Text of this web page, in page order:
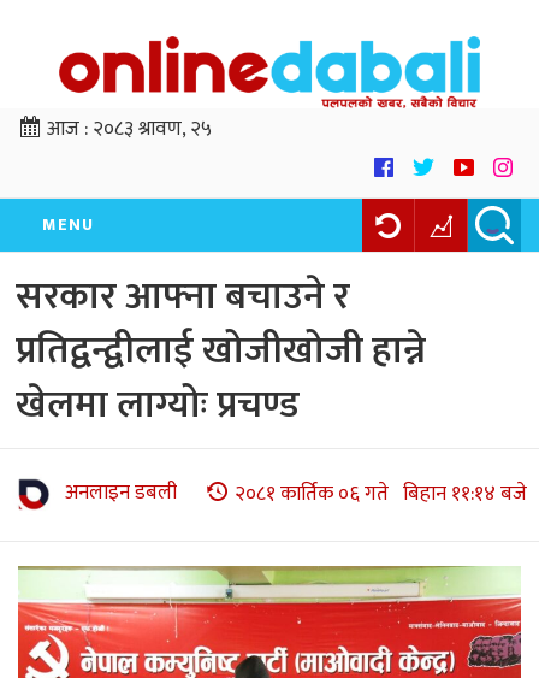
आज :२०८३ श्रावण, २५
MENU
सरकार आफ्ना बचाउने र
प्रतिद्वन्द्वीलाई खोजीखोजी हान्ने
खेलमा लाग्योः प्रचण्ड
अनलाइन डबली २०८१ कार्तिक ०६ गते बिहान ११:१४ बजे